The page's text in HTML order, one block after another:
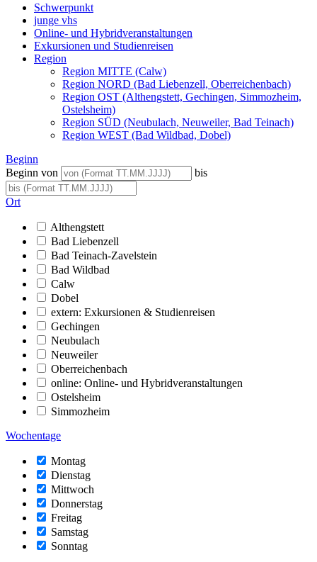
Schwerpunkt
junge vhs
Online- und Hybridveranstaltungen
Exkursionen und Studienreisen
Region
Region MITTE (Calw)
Region NORD (Bad Liebenzell, Oberreichenbach)
Region OST (Althengstett, Gechingen, Simmozheim,
Ostelsheim)
Region SÜD (Neubulach, Neuweiler, Bad Teinach)
Region WEST (Bad Wildbad, Dobel)
Beginn
Beginn von
bis
Ort
Althengstett
Bad Liebenzell
Bad Teinach-Zavelstein
Bad Wildbad
Calw
Dobel
extern: Exkursionen & Studienreisen
Gechingen
Neubulach
Neuweiler
Oberreichenbach
online: Online- und Hybridveranstaltungen
Ostelsheim
Simmozheim
Wochentage
Montag
Dienstag
Mittwoch
Donnerstag
Freitag
Samstag
Sonntag